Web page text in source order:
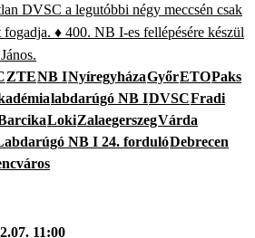
DVSC a legutóbbi négy meccsén csak
♦ 400. NB I-es fellépésére készül
ZTENB INyíregyházaGyőrETOPaks
labdarúgó NB IDVSCFradi
LokiZalaegerszegVárda
NB I 24. fordulóDebrecen
11:00